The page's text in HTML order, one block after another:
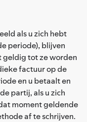
als u zich hebt
periode), blijven
tot ze worden
factuur op de
en u betaalt en
partij, als u zich
moment geldende
af te schrijven.